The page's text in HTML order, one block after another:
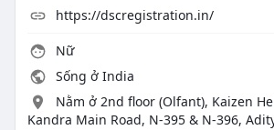
https://dscregistration.in/
Nữ
Sống ở India
Nằm ở 2nd floor (Olfant), Kaizen
Kandra Main Road, N-395 & N-396,